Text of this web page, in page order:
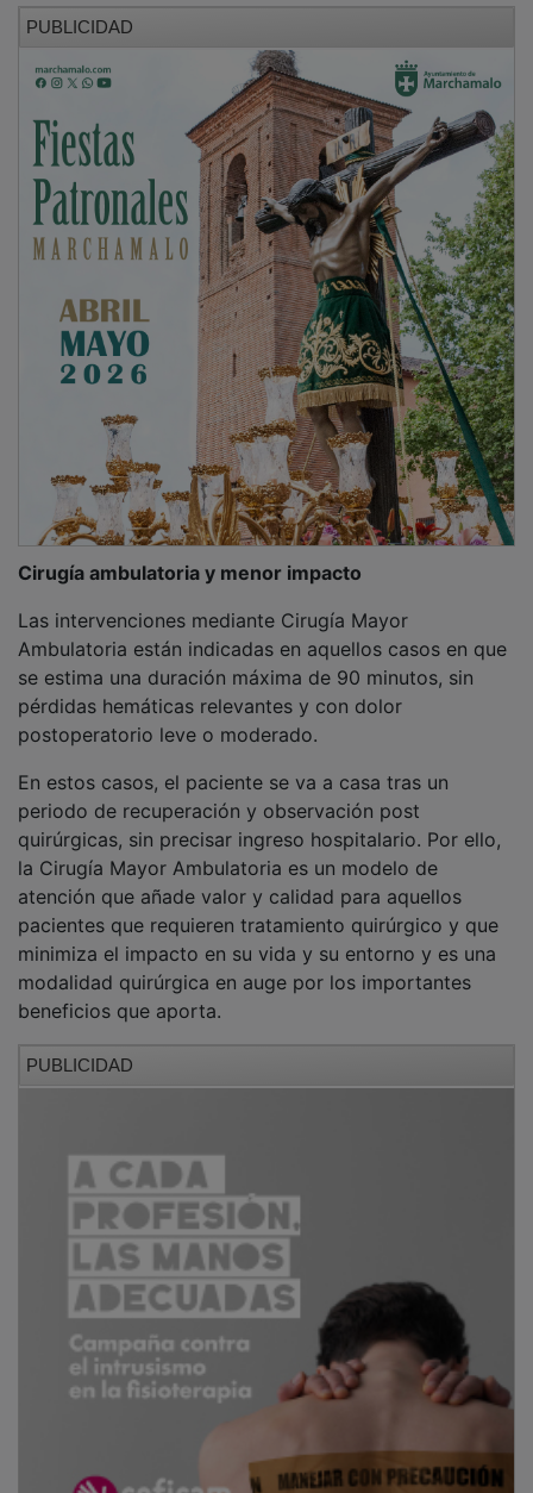
Ambulatoria están indicadas en aquellos casos en que
se estima una duración máxima de 90 minutos, sin
pérdidas hemáticas relevantes y con dolor
postoperatorio leve o moderado.
periodo de recuperación y observación post
quirúrgicas, sin precisar ingreso hospitalario. Por ello,
la Cirugía Mayor Ambulatoria es un modelo de
atención que añade valor y calidad para aquellos
pacientes que requieren tratamiento quirúrgico y que
minimiza el impacto en su vida y su entorno y es una
modalidad quirúrgica en auge por los importantes
beneficios que aporta.